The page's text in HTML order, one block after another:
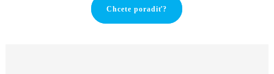
Chcete poradiť?